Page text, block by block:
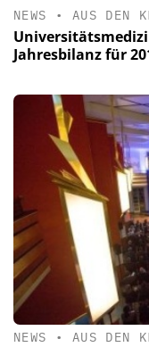
NEWS • AUS DEN
Jahresbilanz für
NEWS • AUS DEN